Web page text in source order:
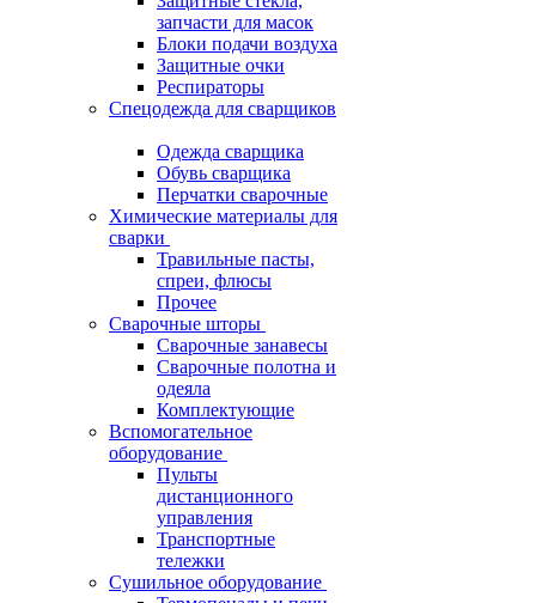
запчасти для масок
Блоки подачи воздуха
Защитные очки
Респираторы
Спецодежда для сварщиков
Одежда сварщика
Обувь сварщика
Перчатки сварочные
Химические материалы для
сварки
Травильные пасты,
спреи, флюсы
Прочее
Сварочные шторы
Сварочные занавесы
Сварочные полотна и
одеяла
Комплектующие
Вспомогательное
оборудование
Пульты
дистанционного
управления
Транспортные
тележки
Сушильное оборудование